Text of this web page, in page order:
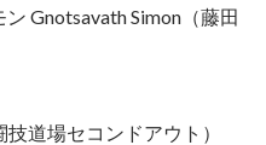
Gnotsavath Simon（藤田
道場セコンドアウト）